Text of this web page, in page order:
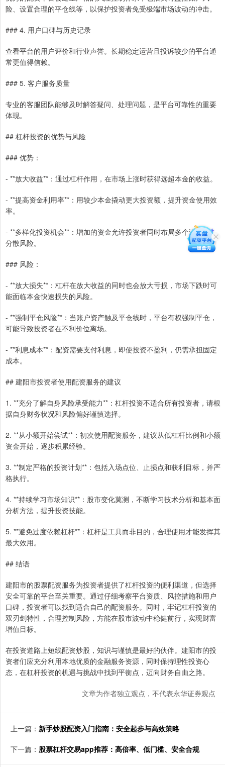
险、设置合理的平仓线等，以保护投资者免受极端市场波动的冲击。
### 4. 用户口碑与历史记录
查看平台的用户评价和行业声誉。长期稳定运营且投诉较少的平台通
常更值得信赖。
### 5. 客户服务质量
专业的客服团队能够及时解答疑问、处理问题，是平台可靠性的重要
体现。
## 杠杆投资的优势与风险
### 优势：
- **放大收益**：通过杠杆作用，在市场上涨时获得远超本金的收益。
- **提高资金利用率**：用较少本金撬动更大投资额，提升资金使用效
率。
- **多样化投资机会**：增加的资金允许投资者同时布局多个潜力股，
分散风险。
### 风险：
- **放大损失**：杠杆在放大收益的同时也会放大亏损，市场下跌时可
能面临本金快速损失的风险。
- **强制平仓风险**：当账户资产触及平仓线时，平台有权强制平仓，
可能导致投资者在不利价位离场。
- **利息成本**：配资需要支付利息，即使投资不盈利，仍需承担固定
成本。
## 建阳市投资者使用配资服务的建议
1. **充分了解自身风险承受能力**：杠杆投资不适合所有投资者，请根
据自身财务状况和风险偏好谨慎选择。
2. **从小额开始尝试**：初次使用配资服务，建议从低杠杆比例和小额
资金开始，逐步积累经验。
3. **制定严格的投资计划**：包括入场点位、止损点和获利目标，并严
格执行。
4. **持续学习市场知识**：股市变化莫测，不断学习技术分析和基本面
分析方法，提升投资技能。
5. **避免过度依赖杠杆**：杠杆是工具而非目的，合理使用才能发挥其
最大效用。
## 结语
建阳市的股票配资服务为投资者提供了杠杆投资的便利渠道，但选择
安全可靠的平台至关重要。通过仔细考察平台资质、风控措施和用户
口碑，投资者可以找到适合自己的配资服务。同时，牢记杠杆投资的
双刃剑特性，合理控制风险，方能在股市波动中稳健前行，实现财富
增值目标。
在投资道路上短线配资炒股，知识与谨慎是最好的伙伴。建阳市的投
资者们应充分利用本地优质的金融服务资源，同时保持理性投资心
态，在杠杆投资的机遇与挑战中找到平衡点，迈向财务自由之路。
文章为作者独立观点，不代表永华证券观点
上一篇： 新手炒股配资入门指南：安全起步与高效策略
下一篇： 股票杠杆交易app推荐：高倍率、低门槛、安全合规